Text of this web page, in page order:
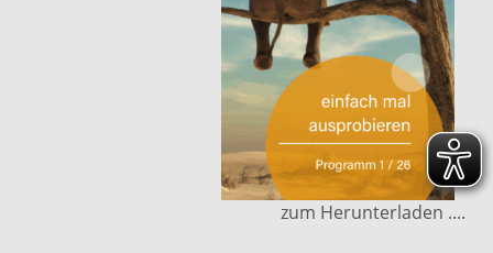
zum Herunterladen ....